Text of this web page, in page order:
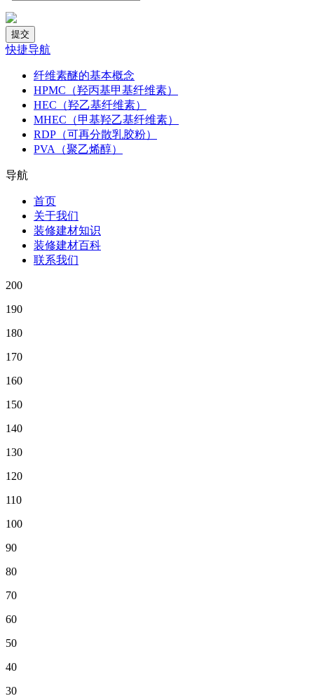
快捷导航
纤维素醚的基本概念
HPMC（羟丙基甲基纤维素）
HEC（羟乙基纤维素）
MHEC（甲基羟乙基纤维素）
RDP（可再分散乳胶粉）
PVA（聚乙烯醇）
导航
首页
关于我们
装修建材知识
装修建材百科
联系我们
200
190
180
170
160
150
140
130
120
110
100
90
80
70
60
50
40
30